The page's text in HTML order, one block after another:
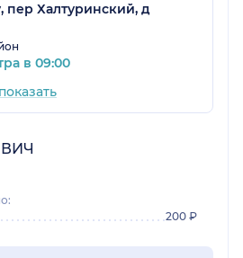
пер Халтуринский, д
в 09:00
показать
ВИЧ
200 ₽